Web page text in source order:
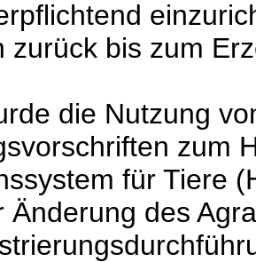
zurück bis zum
die Nutzung
zum
für Tiere
Änderung des